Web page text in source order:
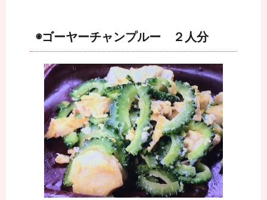
◉ゴーヤーチャンプルー ２人分